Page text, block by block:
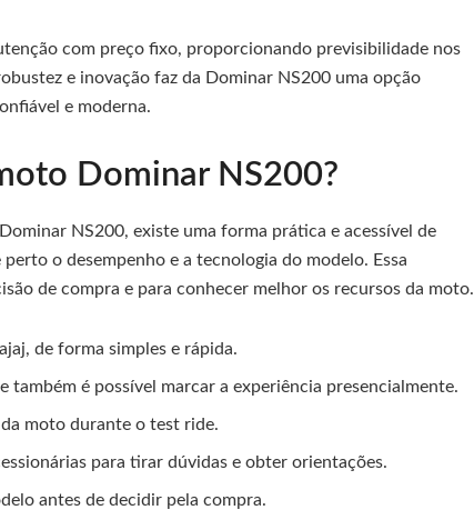
com preço fixo, proporcionando previsibilidade nos
e inovação faz da Dominar NS200 uma opção
e moderna.
Dominar NS200?
NS200, existe uma forma prática e acessível de
o desempenho e a tecnologia do modelo. Essa
de compra e para conhecer melhor os recursos da moto.
de forma simples e rápida.
também é possível marcar a experiência presencialmente.
da moto durante o test ride.
para tirar dúvidas e obter orientações.
antes de decidir pela compra.